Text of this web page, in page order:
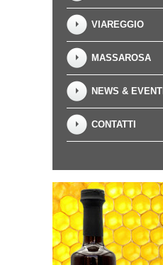
VIAREGGIO
MASSAROSA
NEWS & EVENTI
CONTATTI